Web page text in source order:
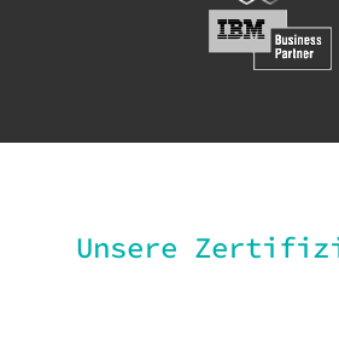
Unsere